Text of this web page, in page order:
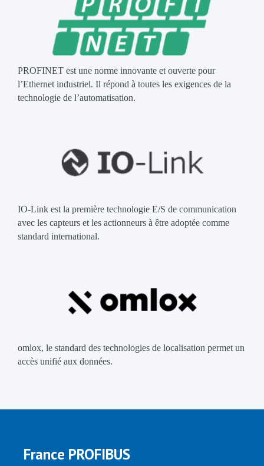
PROFINET est une norme innovante et ouverte pour
l’Ethernet industriel. Il répond à toutes les exigences de la
technologie de l’automatisation.
IO-Link est la première technologie E/S de communication
avec les capteurs et les actionneurs à être adoptée comme
standard international.
omlox, le standard des technologies de localisation permet un
accès unifié aux données.
France PROFIBUS